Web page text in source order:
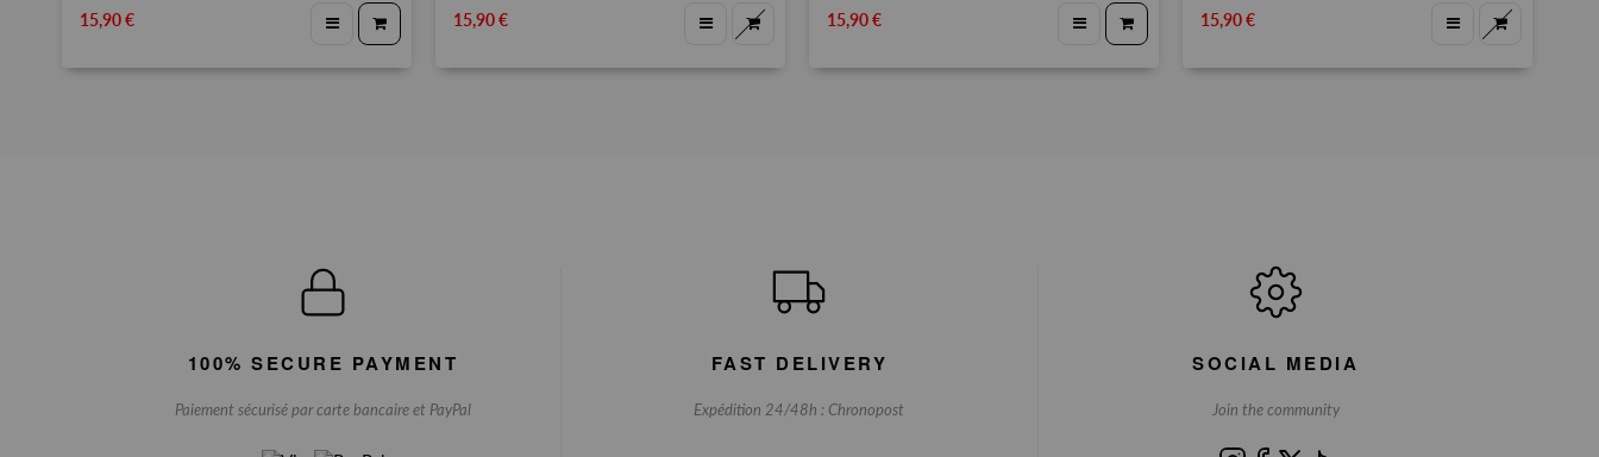
15,90 € 15,90 € 15,90 € 15,90 €
100% SECURE PAYMENT
Paiement sécurisé par carte bancaire et PayPal
FAST DELIVERY
Expédition 24/48h : Chronopost
SOCIAL MEDIA
Join the community